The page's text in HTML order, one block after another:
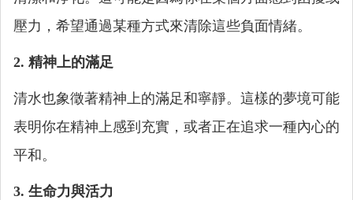
壓力，希望通過某種方式來清除這些負面情緒。
2. 精神上的滿足
清水也象徵著精神上的滿足和寧靜。這樣的夢境可能
表明你在精神上感到充實，或者正在追求一種內心的
平和。
3. 生命力與活力